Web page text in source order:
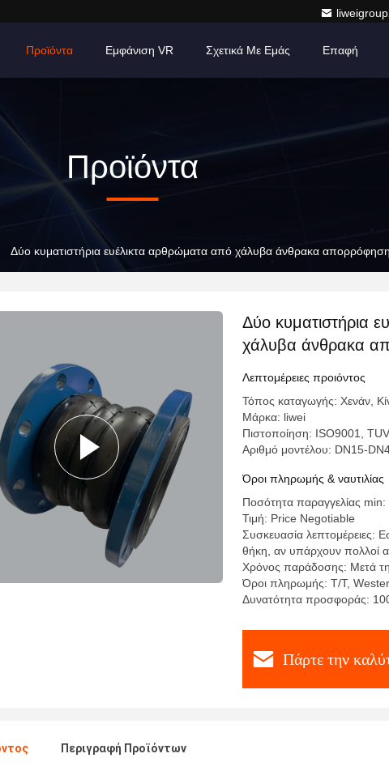
Προϊόντα Εμφάνιση VR Σχετικά Με Εμάς Επαφή
Προϊόντα
Δύο κυματιστήρια ευέλικτα αρθρώματα από χάλυβα άνθρακα
Δύο κυματιστήρια
χάλυβα άνθρακα
Λεπτομέρειες προιόντος
Τόπος καταγωγής: Χενάν,
Μάρκα: liwei
Πιστοποίηση: ISO9001,
Αριθμό μοντέλου: DN15-
Όροι πληρωμής & ναυτιλίας
Ποσότητα παραγγελίας
Τιμή: Price Negotiable
Συσκευασία λεπτομέρειες:
θήκη, αν υπάρχουν πολλοί
Χρόνος παράδοσης: Μετά
Όροι πληρωμής: T/T,
Δυνατότητα προσφοράς:
Πάρτε την
Περιγραφή Προϊόντων